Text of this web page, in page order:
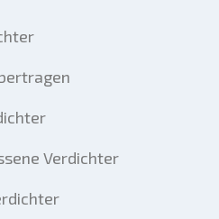
Verdichter